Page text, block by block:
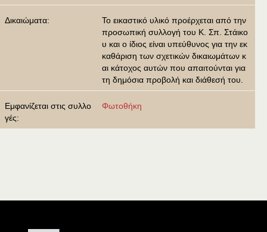
Δικαιώματα:
Το εικαστικό υλικό προέρχεται από την
προσωπική συλλογή του Κ. Σπ. Στάικο
υ και ο ίδιος είναι υπεύθυνος για την εκ
καθάριση των σχετικών δικαιωμάτων κ
αι κάτοχος αυτών που απαιτούνται για
τη δημόσια προβολή και διάθεσή του.
Εμφανίζεται στις συλλο
γές:
Φωτοθήκη